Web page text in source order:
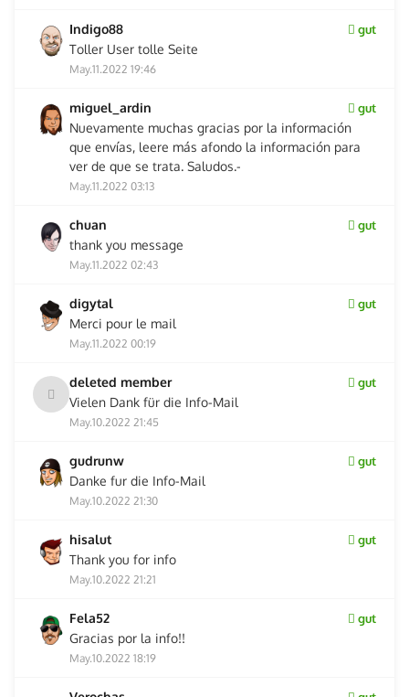
Indigo88 gut
Toller User tolle Seite
May.11.2022 19:46
miguel_ardin gut
Nuevamente muchas gracias por la información
que envías, leere más afondo la información para
ver de que se trata. Saludos.-
May.11.2022 03:13
chuan gut
thank you message
May.11.2022 02:43
digytal gut
Merci pour le mail
May.11.2022 00:19
deleted member gut
Vielen Dank für die Info-Mail
May.10.2022 21:45
gudrunw gut
Danke fur die Info-Mail
May.10.2022 21:30
hisalut gut
Thank you for info
May.10.2022 21:21
Fela52 gut
Gracias por la info!!
May.10.2022 18:19